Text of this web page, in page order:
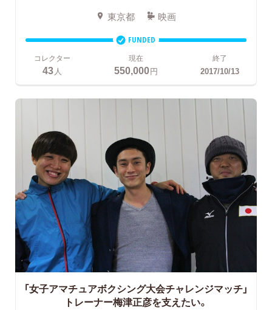
東京都 映画
FUNDED
コレクター
43 人
現在
550,000円
終了
2017/10/13
「女子アマチュアボクシング大会チャレンジマッチ」
トレーナー梅津正彦を支えたい。